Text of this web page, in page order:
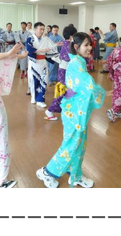
ーーーーーー